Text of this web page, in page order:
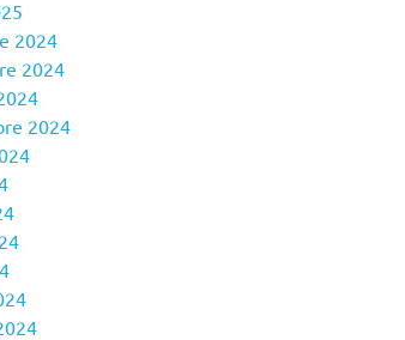
2024
2024
2024